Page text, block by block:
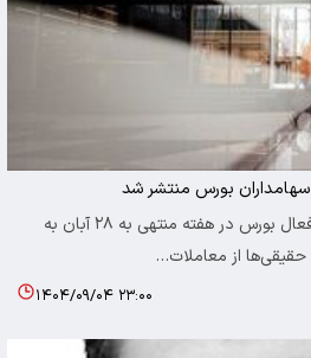
بورس منتشر شد
اقتصادایرانی: تعداد سهام‌داران فعال بورس در هفته منتهی به ۲۸ آبان به
۱۴۰۴/۰۹/۰۴ ۲۳:۰۰